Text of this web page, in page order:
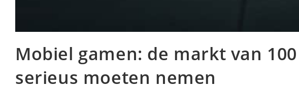
Mobiel gamen: de markt van
serieus moeten nemen